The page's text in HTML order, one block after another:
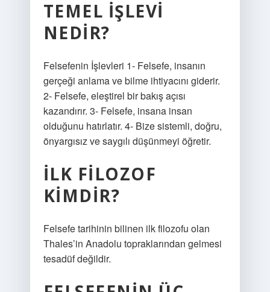
TEMEL IŞLEVI
NEDIR?
Felsefenin İşlevleri 1- Felsefe, insanın
gerçeği anlama ve bilme ihtiyacını giderir.
2- Felsefe, eleştirel bir bakış açısı
kazandırır. 3- Felsefe, insana insan
olduğunu hatırlatır. 4- Bize sistemli, doğru,
önyargısız ve saygılı düşünmeyi öğretir.
İLK FILOZOF
KIMDIR?
Felsefe tarihinin bilinen ilk filozofu olan
Thales’in Anadolu topraklarından gelmesi
tesadüf değildir.